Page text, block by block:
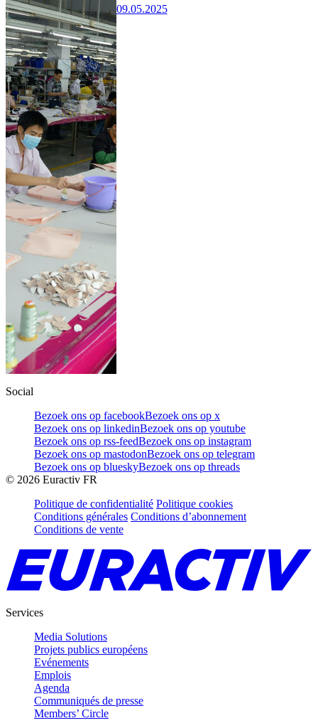
09.05.2025
Social
Bezoek ons op facebookBezoek ons op x
Bezoek ons op linkedinBezoek ons op youtube
Bezoek ons op rss-feedBezoek ons op instagram
Bezoek ons op mastodonBezoek ons op telegram
Bezoek ons op blueskyBezoek ons op threads
© 2026 Euractiv FR
Politique de confidentialité Politique cookies
Conditions générales Conditions d’abonnement
Conditions de vente
Services
Media Solutions
Projets publics européens
Evénements
Emplois
Agenda
Communiqués de presse
Members’ Circle